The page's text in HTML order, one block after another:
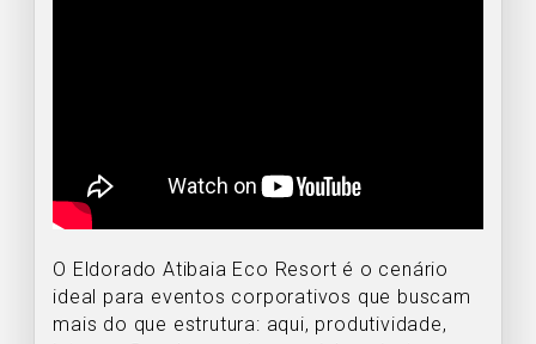
O Eldorado Atibaia Eco Resort é o cenário
ideal para eventos corporativos que buscam
mais do que estrutura: aqui, produtividade,